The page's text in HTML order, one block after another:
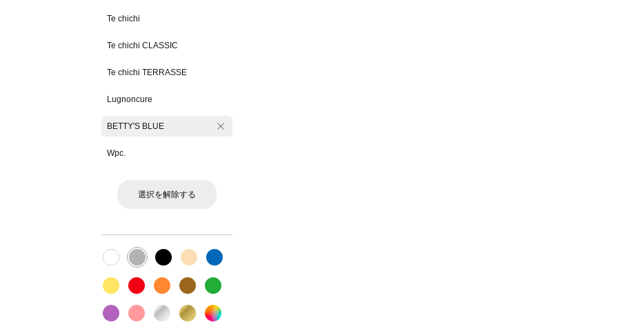
Te chichi
Te chichi CLASSIC
Te chichi TERRASSE
Lugnoncure
BETTY'S BLUE
Wpc.
選択を解除する